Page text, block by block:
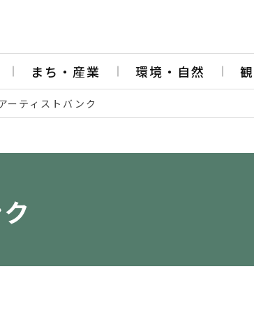
まち・産業 環境・自然
ーティストバンク